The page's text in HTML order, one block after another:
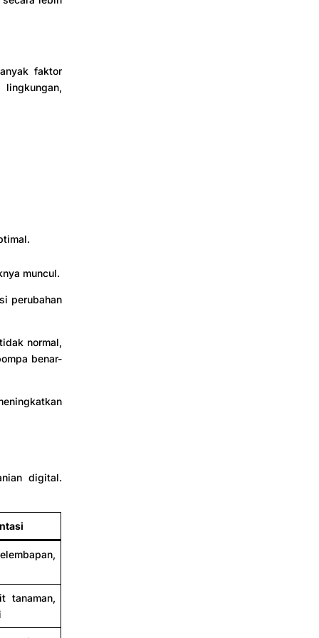
faktor
muncul.
perubahan
normal,
benar-
digital.
tanaman,